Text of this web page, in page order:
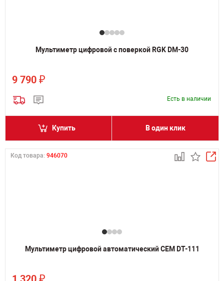
Мультиметр цифровой с поверкой RGK DM-30
9 790 ₽
Есть в наличии
Купить В один клик
Код товара: 946070
Мультиметр цифровой автоматический CEM DT-111